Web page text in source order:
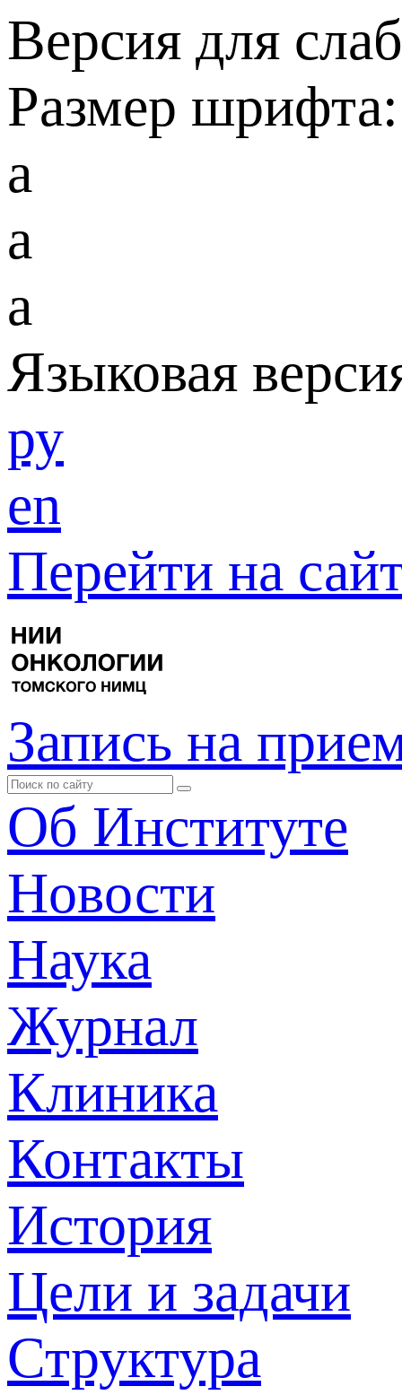
Версия для
Размер шрифта:
a
a
a
Языковая
ру
en
Перейти на
Запись на
Об Институте
Новости
Наука
Журнал
Клиника
Контакты
История
Цели и задачи
Структура